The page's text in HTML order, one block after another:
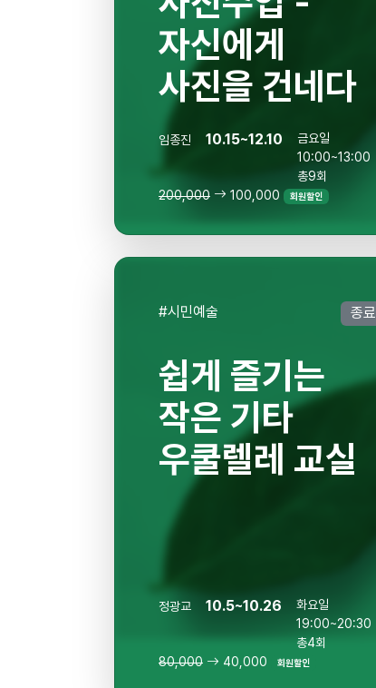
자신에게
사진을 건네다
임종진 10.15~12.10
금요일
10:00~13:00
총9회
200,000
100,000 회원할인
#시민예술 종료
쉽게 즐기는
작은 기타
우쿨렐레 교실
정광교 10.5~10.26
화요일
19:00~20:30
총4회
80,000
40,000 회원할인